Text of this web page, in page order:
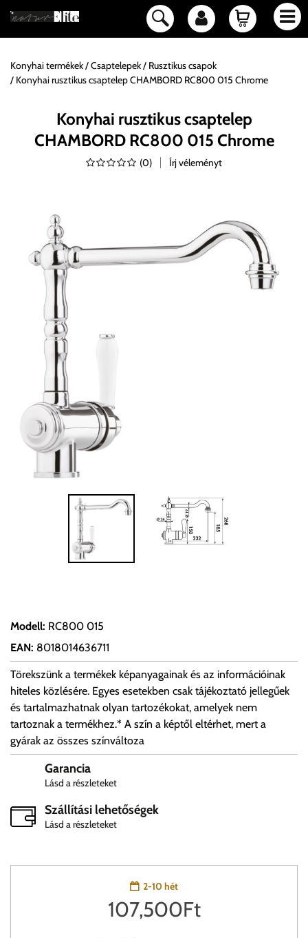
Konyhai termékek Csaptelepek
Rusztikus csapok
Konyhai rusztikus csaptelep CHAMBORD RC800 015 Chrome
Konyhai rusztikus csaptelep
CHAMBORD RC800 015 Chrome
(0) Írj véleményt
Modell: RC800 015
EAN: 8018014636711
Törekszünk a termékek képanyagainak és az információinak
hiteles közlésére. Egyes esetekben csak tájékoztató jellegűek
és tartalmazhatnak olyan tartozékokat, amelyek nem
tartoznak a termékhez.* A szín a képtől eltérhet, mert a
gyárak az összes színváltoza
Garancia
Lásd a részleteket
Szállítási lehetőségek
Lásd a részleteket
2-10 hét
107,500Ft